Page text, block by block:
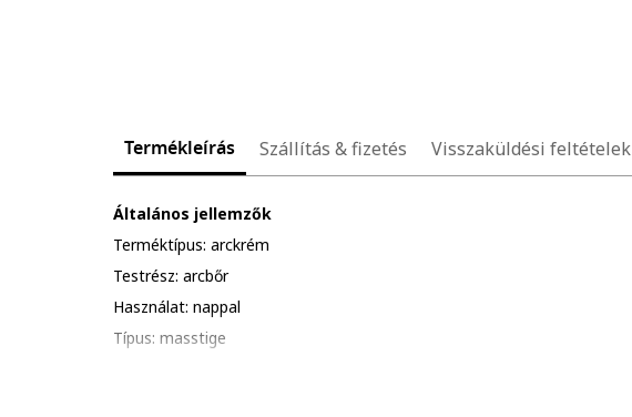
Termékleírás Szállítás & fizetés Visszaküldési feltételek
Általános jellemzők
Terméktípus: arckrém
Testrész: arcbőr
Használat: nappal
Típus: masstige